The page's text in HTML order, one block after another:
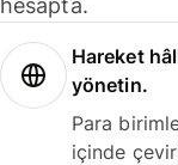
Hareket
yönetin.
Para
içinde